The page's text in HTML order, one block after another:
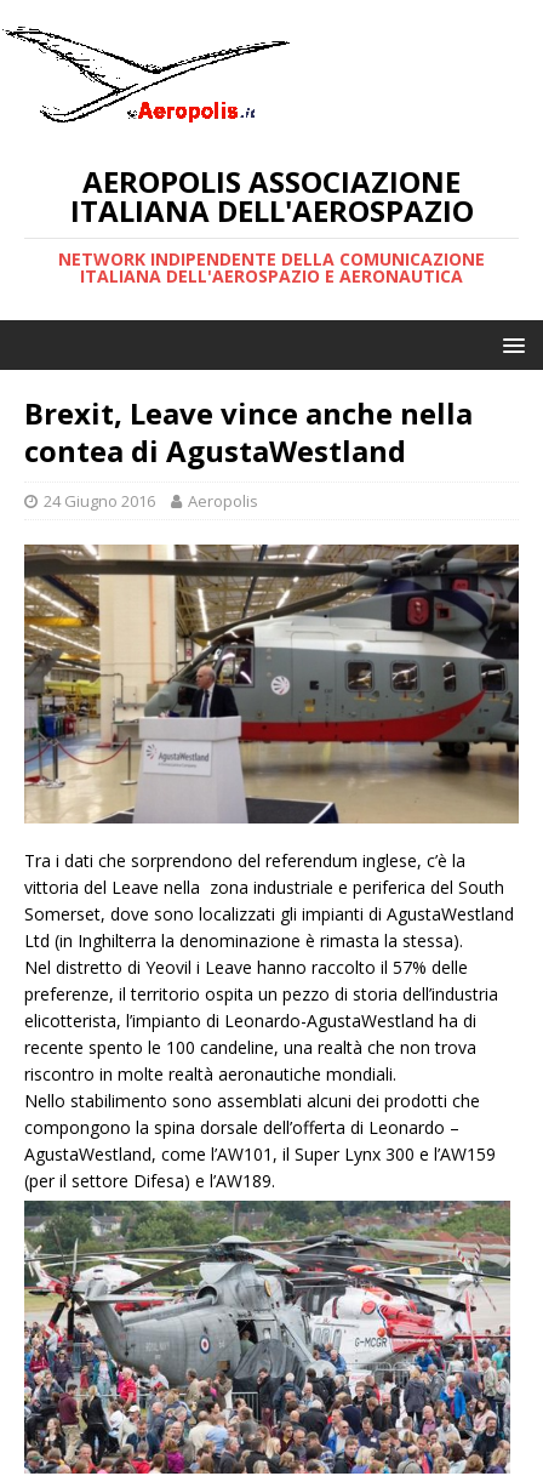
AEROPOLIS ASSOCIAZIONE
ITALIANA DELL'AEROSPAZIO
NETWORK INDIPENDENTE DELLA COMUNICAZIONE
ITALIANA DELL'AEROSPAZIO E AERONAUTICA
Brexit, Leave vince anche nella
contea di AgustaWestland
24 Giugno 2016 Aeropolis
Tra i dati che sorprendono del referendum inglese, c’è la
vittoria del Leave nella zona industriale e periferica del South
Somerset, dove sono localizzati gli impianti di AgustaWestland
Ltd (in Inghilterra la denominazione è rimasta la stessa).
Nel distretto di Yeovil i Leave hanno raccolto il 57% delle
preferenze, il territorio ospita un pezzo di storia dell’industria
elicotterista, l’impianto di Leonardo-AgustaWestland ha di
recente spento le 100 candeline, una realtà che non trova
riscontro in molte realtà aeronautiche mondiali.
Nello stabilimento sono assemblati alcuni dei prodotti che
compongono la spina dorsale dell’offerta di Leonardo –
AgustaWestland, come l’AW101, il Super Lynx 300 e l’AW159
(per il settore Difesa) e l’AW189.